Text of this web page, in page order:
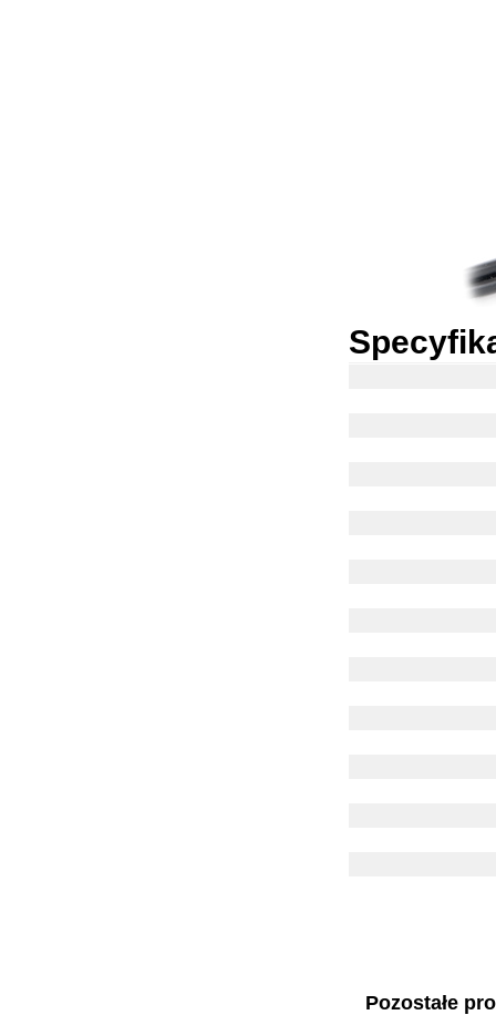
Pozostałe